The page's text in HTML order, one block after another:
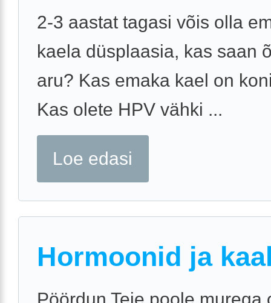
2-3 aastat tagasi võis olla
kaela düsplaasia, kas saan
aru? Kas emaka kael on
Kas olete HPV vähki ...
Loe edasi
Hormoonid ja
Pöördun Teie poole murega